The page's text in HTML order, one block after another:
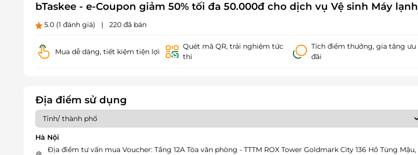
bTaskee - e-Coupon giảm 50% tối đa 50.000đ cho dịch vụ Vệ sinh Máy lạnh
5.0 (1 đánh giá) | 220 đã bán
Mua dễ dàng, tiết kiệm tiện lợi
Quét mã QR, trải nghiệm tức
thì
Tích điểm thưởng, gia tăng ưu
đãi
Địa điểm sử dụng
Hà Nội
Địa điểm tư vấn mua Voucher: Tầng 12A Tòa văn phòng - TTTM ROX Tower Goldmark City 136 Hồ Tùng Mậu,